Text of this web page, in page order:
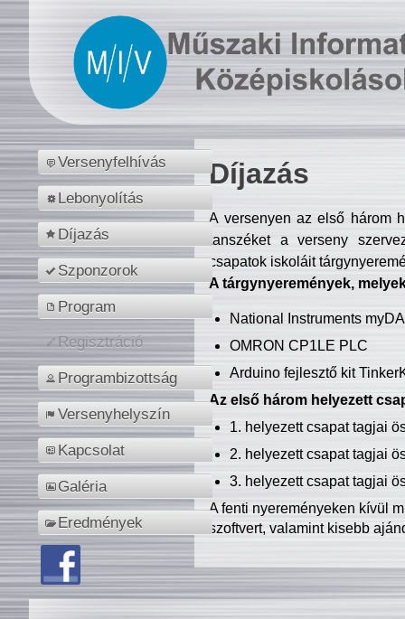
Versenyfelhívás
Lebonyolítás
Díjazás
Szponzorok
Program
Regisztráció
Programbizottság
Versenyhelyszín
Kapcsolat
Galéria
Eredmények
Díjazás
A versenyen az első három
tanszéket a verseny
csapatok iskoláit
A tárgynyeremények,
National Instruments
OMRON CP1LE PLC
Arduino fejlesztő kit
Az első három helyezett
1. helyezett csapat tagjai
2. helyezett csapat tagjai
3. helyezett csapat tagjai
A fenti nyereményeken kívül
szoftvert, valamint kisebb